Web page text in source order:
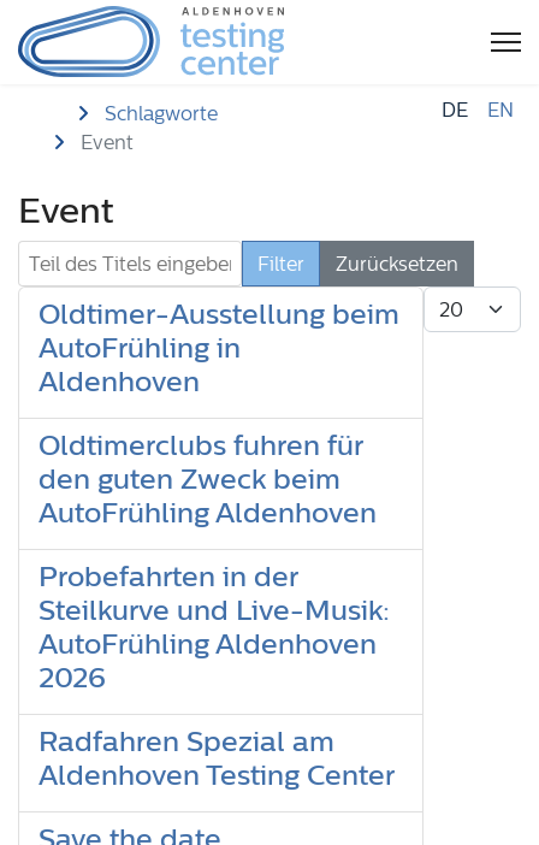
Startseite
Schlagworte
Event
DE EN
Event
Teil des Titels eingeben Filter
Zurücksetzen
Anzeige #
Oldtimer-Ausstellung beim
AutoFrühling in
Aldenhoven
Oldtimerclubs fuhren für
den guten Zweck beim
AutoFrühling Aldenhoven
Probefahrten in der
Steilkurve und Live-Musik:
AutoFrühling Aldenhoven
2026
Radfahren Spezial am
Aldenhoven Testing Center
Save the date